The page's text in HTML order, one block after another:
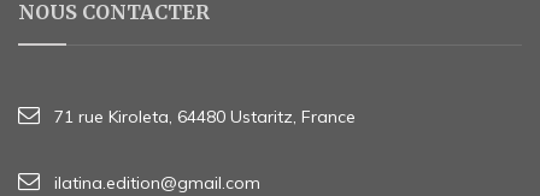
NOUS CONTACTER
71 rue Kiroleta, 64480 Ustaritz, France
ilatina.edition@gmail.com